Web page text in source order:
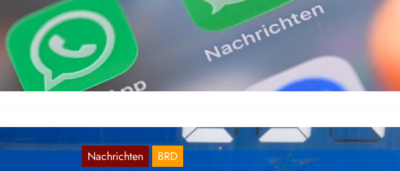
Juli 22, 2026
Auch auf Ebene der EU sorgt die BRD dafür, dass der deutsche Statt
immer reaktionärer wird. Nun sollen angeblich im…
Nachrichten BRD